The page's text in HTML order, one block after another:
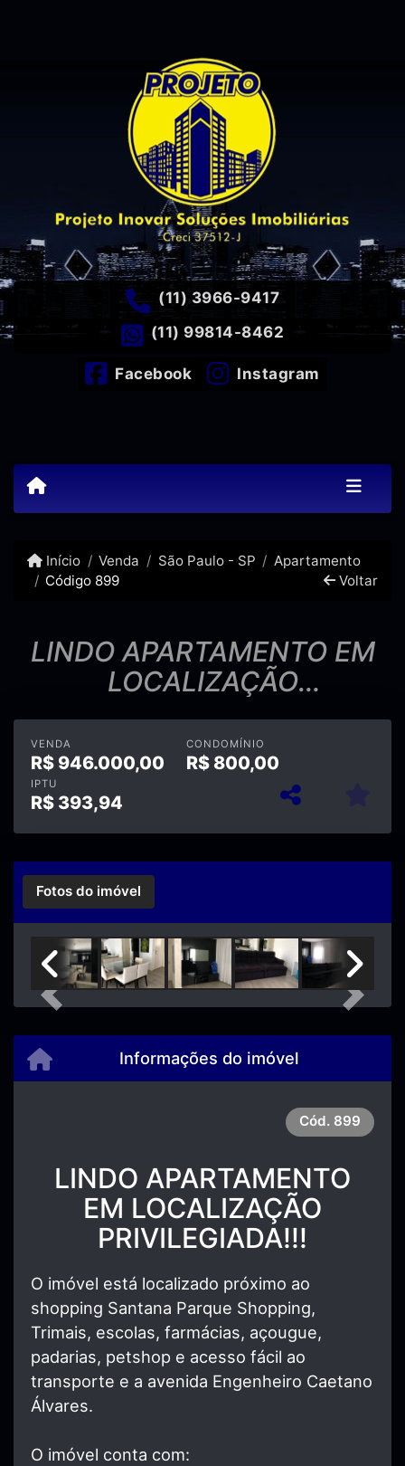
(11) 3966-9417
(11) 99814-8462
Facebook Instagram
Início Venda São Paulo - SP
Apartamento
Código 899
Voltar
LINDO APARTAMENTO EM
LOCALIZAÇÃO
PRIVILEGIADA!!!
VENDA
R$ 946.000,00
CONDOMÍNIO
R$ 800,00
IPTU
R$ 393,94
Fotos do imóvel
Previous Next
Informações do imóvel
Cód. 899
LINDO APARTAMENTO
EM LOCALIZAÇÃO
PRIVILEGIADA!!!
O imóvel está localizado próximo ao
shopping Santana Parque Shopping,
Trimais, escolas, farmácias, açougue,
padarias, petshop e acesso fácil ao
transporte e a avenida Engenheiro Caetano
Álvares.
O imóvel conta com: